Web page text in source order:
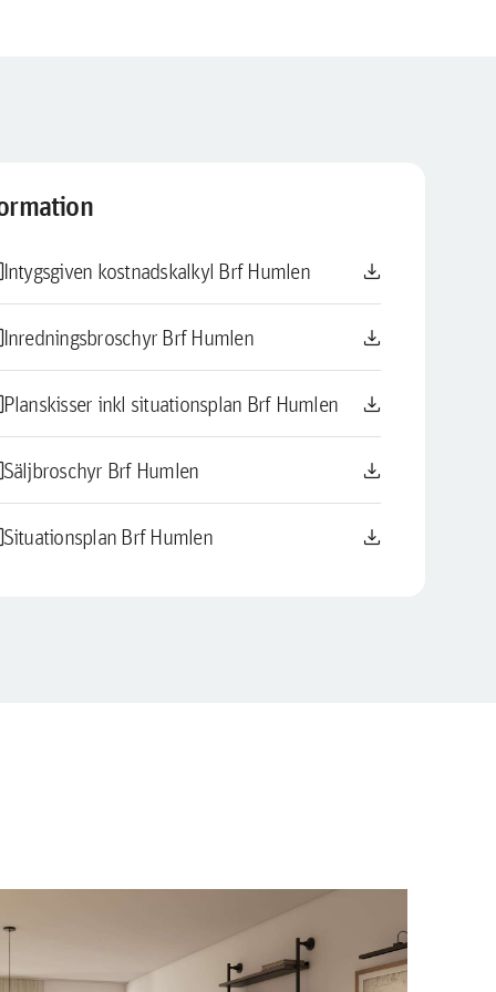
Intygsgiven kostnadskalkyl Brf Humlen download
Inredningsbroschyr Brf Humlen download
Planskisser inkl situationsplan Brf Humlen download
Säljbroschyr Brf Humlen download
Situationsplan Brf Humlen download